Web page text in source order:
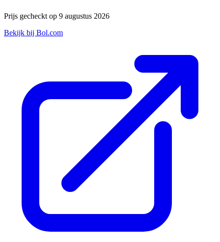
Prijs gecheckt op 9 augustus 2026
Bekijk bij Bol.com